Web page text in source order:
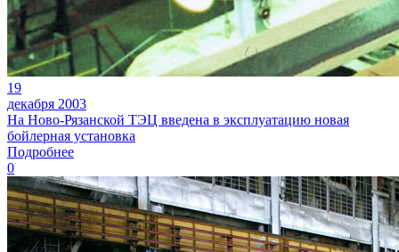
19
декабря 2003
На Ново-Рязанской ТЭЦ введена в эксплуатацию новая
бойлерная установка
Подробнее
0